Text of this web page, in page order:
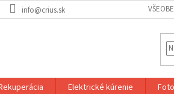
info@crius.sk
Elektrické kúrenie